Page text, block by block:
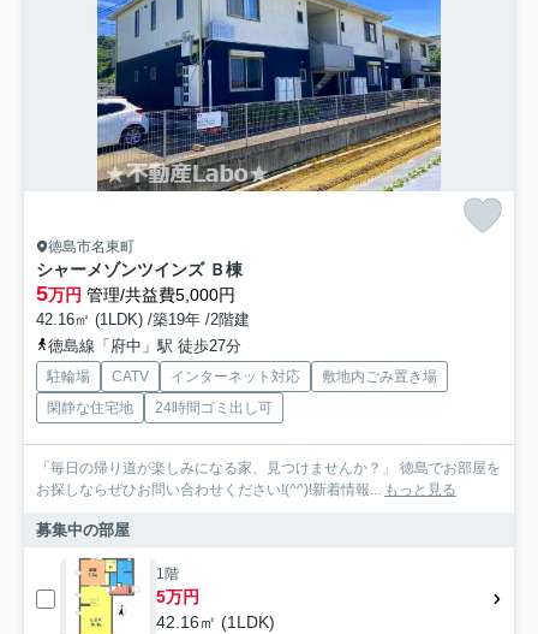
徳島市名東町
シャーメゾンツインズ Ｂ棟
5万円 管理/共益費5,000円
42.16㎡ (1LDK) /築19年 /2階建
徳島線「府中」駅 徒歩27分
駐輪場 CATV インターネット対応
敷地内ごみ置き場
閑静な住宅地
24時間ゴミ出し可
「毎日の帰り道が楽しみになる家、見つけませんか？」 徳島でお部屋を
お探しならぜひお問い合わせください!(^^)!新着情報... もっと見る
募集中の部屋
1階
5万円
42.16㎡ (1LDK)